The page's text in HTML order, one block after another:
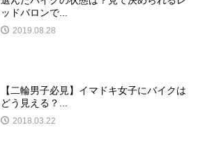
ッドバロンで...
2019.08.28
【二輪男子必見】イマドキ女子にバイクは
どう見える？...
2018.03.22